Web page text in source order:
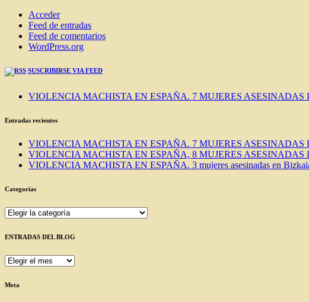
Acceder
Feed de entradas
Feed de comentarios
WordPress.org
SUSCRIBIRSE VIA FEED
VIOLENCIA MACHISTA EN ESPAÑA. 7 MUJERES ASESINADAS
Entradas recientes
VIOLENCIA MACHISTA EN ESPAÑA. 7 MUJERES ASESINADAS
VIOLENCIA MACHISTA EN ESPAÑA, 8 MUJERES ASESINADAS
VIOLENCIA MACHISTA EN ESPAÑA. 3 mujeres asesinadas en
Categorías
Categorías
ENTRADAS DEL BLOG
ENTRADAS
BLOG
Meta